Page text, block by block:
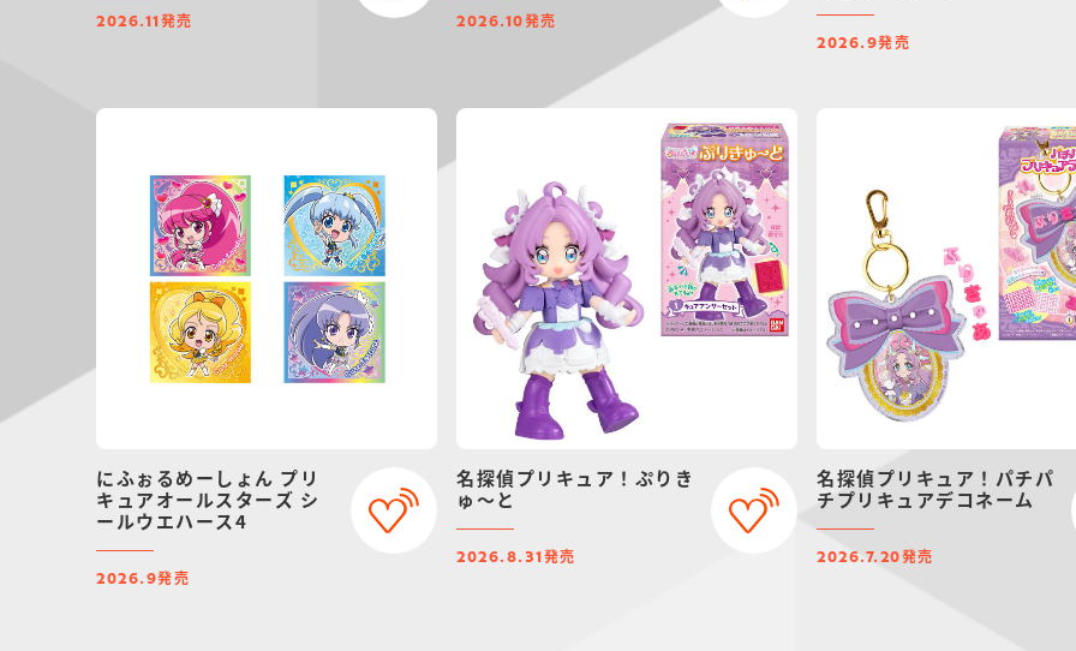
2026.11 発売 2026.10発売
2026.9発売
にふぉるめーしょん プリ
キュアオールスターズ シ
ールウエハース4
2026.9発売
名探偵プリキュア！ぷりき
ゅ～と
2026.8.31 発売
名探偵プリキュア！パチパ
チプリキュアデコネーム
2026.7.20発売